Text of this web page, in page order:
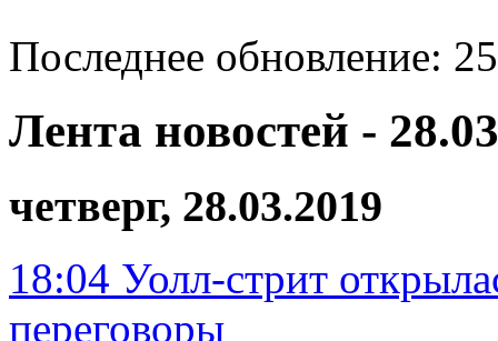
Последнее обновление:
Лента новостей -
четверг, 28.03.2019
18:04 Уолл-стрит
переговоры